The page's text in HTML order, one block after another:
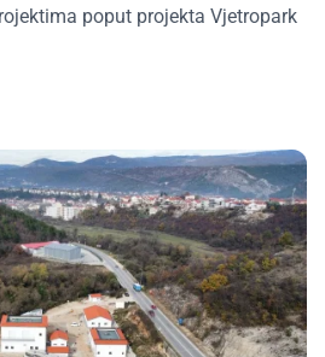
poput projekta Vjetropark